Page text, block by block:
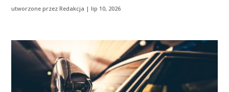
utworzone przezRedakcja |lip 10, 2026